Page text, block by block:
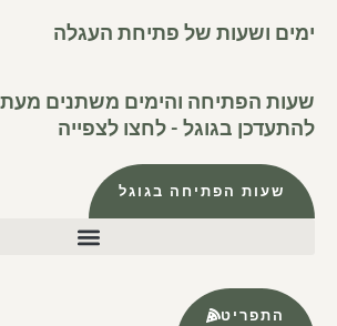
ימים ושעות של פתיחת העגלה
שעות הפתיחה והימים משתנים
להתעדכן בגוגל - לחצו לצפייה
שעות הפתיחה בגוגל
התפריט